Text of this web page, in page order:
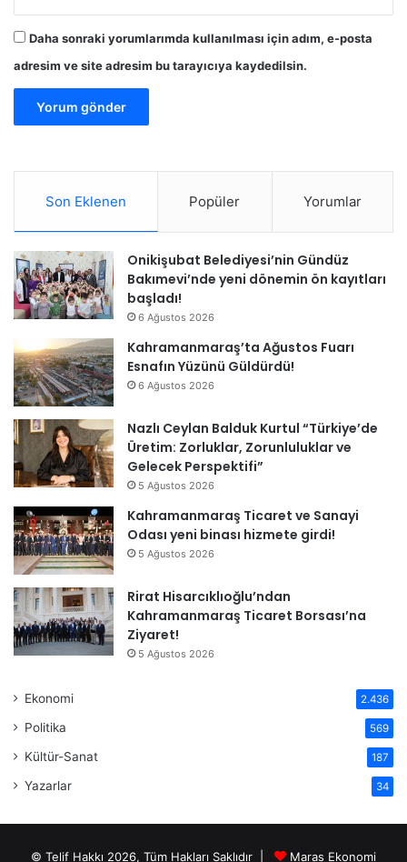
Daha sonraki yorumlarımda kullanılması için adım, e-posta
adresim ve site adresim bu tarayıcıya kaydedilsin.
Son Eklenen Popüler Yorumlar
Onikişubat Belediyesi’nin Gündüz
Bakımevi’nde yeni dönemin ön kayıtları
başladı!
6 Ağustos 2026
Kahramanmaraş’ta Ağustos Fuarı
Esnafın Yüzünü Güldürdü!
6 Ağustos 2026
Nazlı Ceylan Balduk Kurtul “Türkiye’de
Üretim: Zorluklar, Zorunluluklar ve
Gelecek Perspektifi”
5 Ağustos 2026
Kahramanmaraş Ticaret ve Sanayi
Odası yeni binası hizmete girdi!
5 Ağustos 2026
Rirat Hisarcıklıoğlu’ndan
Kahramanmaraş Ticaret Borsası’na
Ziyaret!
5 Ağustos 2026
Ekonomi 2.436
Politika 569
Kültür-Sanat 187
Yazarlar 34
© Telif Hakkı 2026, Tüm Hakları Saklıdır | Maras Ekonomi